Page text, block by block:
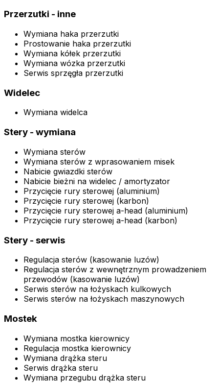
Przerzutki - inne
Wymiana haka przerzutki
Prostowanie haka przerzutki
Wymiana kółek przerzutki
Wymiana wózka przerzutki
Serwis sprzęgła przerzutki
Widelec
Wymiana widelca
Stery - wymiana
Wymiana sterów
Wymiana sterów z wprasowaniem misek
Nabicie gwiazdki sterów
Nabicie bieżni na widelec / amortyzator
Przycięcie rury sterowej (aluminium)
Przycięcie rury sterowej (karbon)
Przycięcie rury sterowej a-head (aluminium)
Przycięcie rury sterowej a-head (karbon)
Stery - serwis
Regulacja sterów (kasowanie luzów)
Regulacja sterów z wewnętrznym prowadzeniem
przewodów (kasowanie luzów)
Serwis sterów na łożyskach kulkowych
Serwis sterów na łożyskach maszynowych
Mostek
Wymiana mostka kierownicy
Regulacja mostka kierownicy
Wymiana drążka steru
Serwis drążka steru
Wymiana przegubu drążka steru